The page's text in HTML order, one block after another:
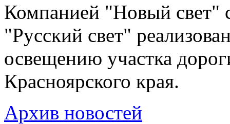
Компанией "Новый свет"
"Русский свет"
освещению участка
Красноярского края.
Архив новостей